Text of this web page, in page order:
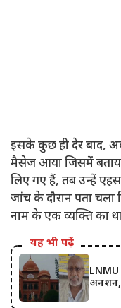
इसके कुछ ही देर बाद,
मैसेज आया जिसमें
लिए गए हैं, तब उन्हें
जांच के दौरान पता चला
नाम के एक व्यक्ति का
यह भी पढ़ें
LNMU
अनशन,